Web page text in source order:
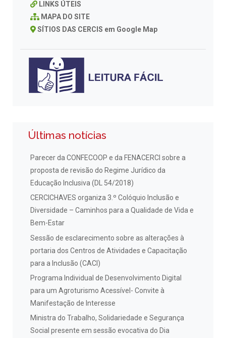
LINKS ÚTEIS
MAPA DO SITE
SÍTIOS DAS CERCIS em Google Map
Últimas notícias
Parecer da CONFECOOP e da FENACERCI sobre a
proposta de revisão do Regime Jurídico da
Educação Inclusiva (DL 54/2018)
CERCICHAVES organiza 3.º Colóquio Inclusão e
Diversidade – Caminhos para a Qualidade de Vida e
Bem-Estar
Sessão de esclarecimento sobre as alterações à
portaria dos Centros de Atividades e Capacitação
para a Inclusão (CACI)
Programa Individual de Desenvolvimento Digital
para um Agroturismo Acessível- Convite à
Manifestação de Interesse
Ministra do Trabalho, Solidariedade e Segurança
Social presente em sessão evocativa do Dia